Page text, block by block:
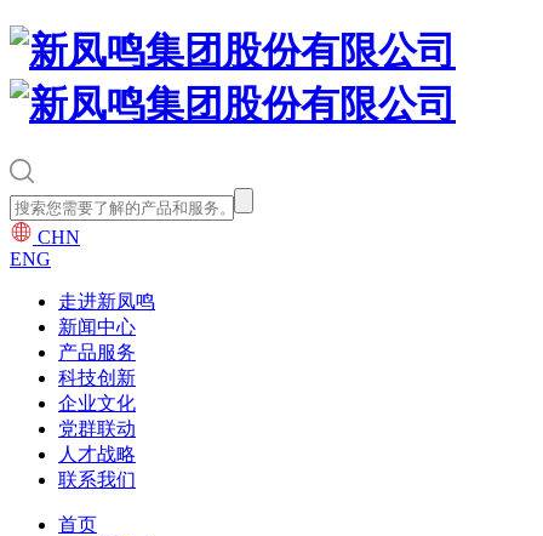
CHN
ENG
走进新凤鸣
新闻中心
产品服务
科技创新
企业文化
党群联动
人才战略
联系我们
首页